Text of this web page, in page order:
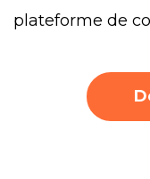
plateforme de